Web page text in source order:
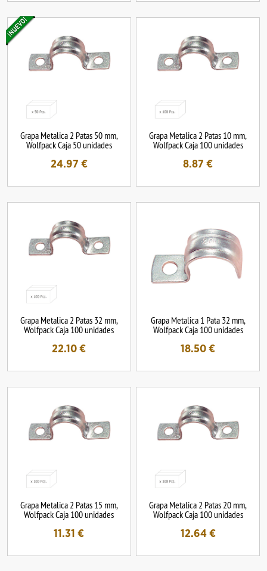
Grapa Metalica 2 Patas 50 mm,
Wolfpack Caja 50 unidades
24.97 €
Grapa Metalica 2 Patas 10 mm,
Wolfpack Caja 100 unidades
8.87 €
Grapa Metalica 2 Patas 32 mm,
Wolfpack Caja 100 unidades
22.10 €
Grapa Metalica 1 Pata 32 mm,
Wolfpack Caja 100 unidades
18.50 €
Grapa Metalica 2 Patas 15 mm,
Wolfpack Caja 100 unidades
11.31 €
Grapa Metalica 2 Patas 20 mm,
Wolfpack Caja 100 unidades
12.64€